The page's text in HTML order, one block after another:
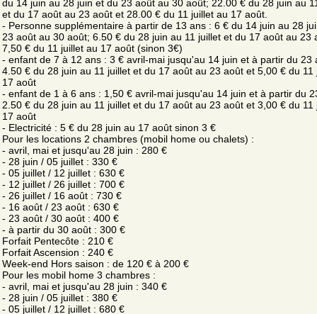
du 14 juin au 28 juin et du 23 août au 30 août; 22.00 € du 28 juin au
et du 17 août au 23 août et 28.00 € du 11 juillet au 17 août.
- Personne supplémentaire à partir de 13 ans : 6 € du 14 juin au 28
23 août au 30 août; 6.50 € du 28 juin au 11 juillet et du 17 août au 23
7,50 € du 11 juillet au 17 août (sinon 3€)
- enfant de 7 à 12 ans : 3 € avril-mai jusqu'au 14 juin et à partir du 23
4.50 € du 28 juin au 11 juillet et du 17 août au 23 août et 5,00 € du 11
17 août
- enfant de 1 à 6 ans : 1,50 € avril-mai jusqu'au 14 juin et à partir du
2.50 € du 28 juin au 11 juillet et du 17 août au 23 août et 3,00 € du 11
17 août
- Electricité : 5 € du 28 juin au 17 août sinon 3 €
Pour les locations 2 chambres (mobil home ou chalets) :
- avril, mai et jusqu'au 28 juin : 280 €
- 28 juin / 05 juillet : 330 €
- 05 juillet / 12 juillet : 630 €
- 12 juillet / 26 juillet : 700 €
- 26 juillet / 16 août : 730 €
- 16 août / 23 août : 630 €
- 23 août / 30 août : 400 €
- à partir du 30 août : 300 €
Forfait Pentecôte : 210 €
Forfait Ascension : 240 €
Week-end Hors saison : de 120 € à 200 €
Pour les mobil home 3 chambres :
- avril, mai et jusqu'au 28 juin : 340 €
- 28 juin / 05 juillet : 380 €
- 05 juillet / 12 juillet : 680 €